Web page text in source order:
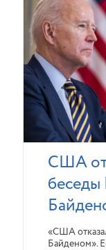
США
беседы
«США
Байденом».